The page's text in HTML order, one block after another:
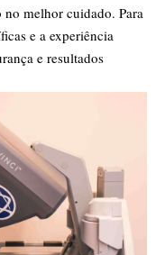
melhor cuidado. Para
e a experiência
e resultados